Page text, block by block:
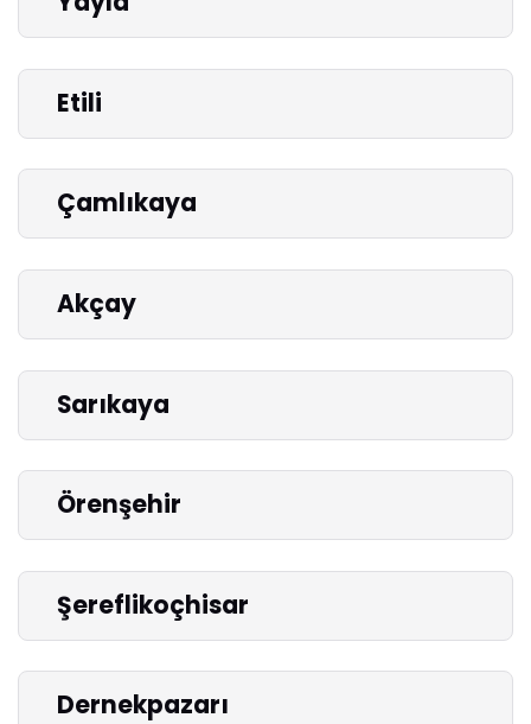
Etili
Çamlıkaya
Akçay
Sarıkaya
Örenşehir
Şereflikoçhisar
Dernekpazarı